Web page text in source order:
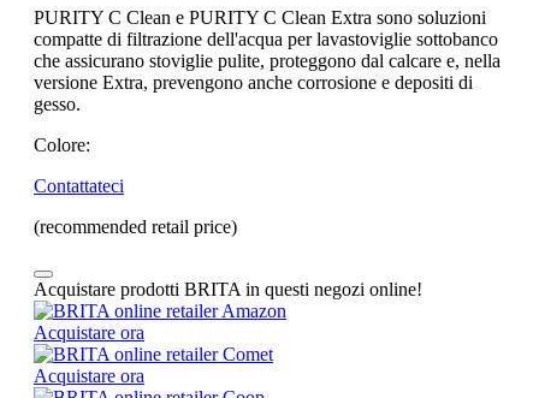
PURITY C Clean e PURITY C Clean Extra sono soluzioni
compatte di filtrazione dell'acqua per lavastoviglie sottobanco
che assicurano stoviglie pulite, proteggono dal calcare e, nella
versione Extra, prevengono anche corrosione e depositi di
gesso.
Colore:
Contattateci
(recommended retail price)
Acquistare prodotti BRITA in questi negozi online!
Acquistare ora
Acquistare ora